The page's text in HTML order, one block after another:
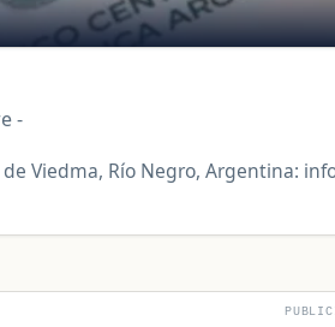
-
Viedma, Río Negro, Argentina: